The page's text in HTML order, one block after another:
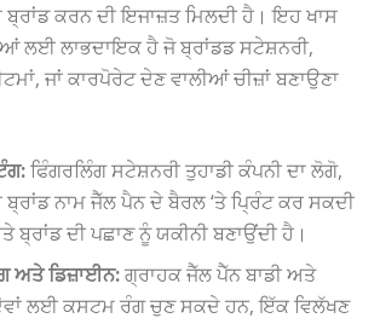
ਕਰਨ ਦੀ ਇਜਾਜ਼ਤ ਮਿਲਦੀ ਹੈ। ਇਹ ਖਾਸ
ਲਈ ਲਾਭਦਾਇਕ ਹੈ ਜੋ ਬ੍ਰਾਂਡਡ ਸਟੇਸ਼ਨਰੀ,
ਜਾਂ ਕਾਰਪੋਰੇਟ ਦੇਣ ਵਾਲੀਆਂ ਚੀਜ਼ਾਂ ਬਣਾਉਣਾ
ਫਿੰਗਰਲਿੰਗ ਸਟੇਸ਼ਨਰੀ ਤੁਹਾਡੀ ਕੰਪਨੀ ਦਾ ਲੋਗੋ,
ਨਾਮ ਜੈੱਲ ਪੈਨ ਦੇ ਬੈਰਲ ‘ਤੇ ਪ੍ਰਿੰਟ ਕਰ ਸਕਦੀ
ਬ੍ਰਾਂਡ ਦੀ ਪਛਾਣ ਨੂੰ ਯਕੀਨੀ ਬਣਾਉਂਦੀ ਹੈ।
ਅਤੇ ਡਿਜ਼ਾਈਨ:ਗ੍ਰਾਹਕ ਜੈੱਲ ਪੈੱਨ ਬਾਡੀ ਅਤੇ
ਲਈ ਕਸਟਮ ਰੰਗ ਚੁਣ ਸਕਦੇ ਹਨ, ਇੱਕ ਵਿਲੱਖਣ